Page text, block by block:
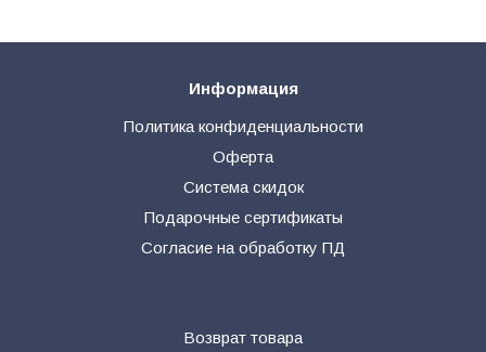
Информация
Политика конфиденциальности
Оферта
Система скидок
Подарочные сертификаты
Согласие на обработку ПД
Возврат товара